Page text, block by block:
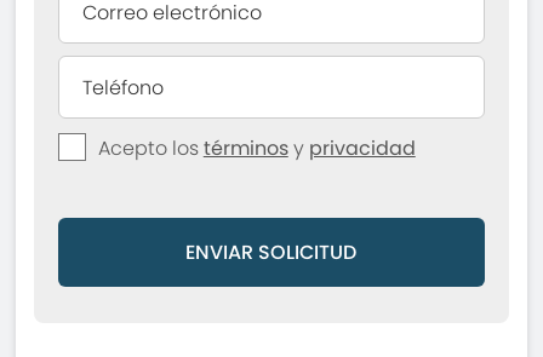
Acepto lostérminosy privacidad
ENVIAR SOLICITUD